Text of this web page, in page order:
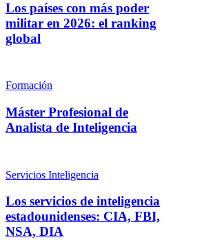
Los países con más poder
militar en 2026: el ranking
global
Formación
Máster Profesional de
Analista de Inteligencia
Servicios Inteligencia
Los servicios de inteligencia
estadounidenses: CIA, FBI,
NSA, DIA